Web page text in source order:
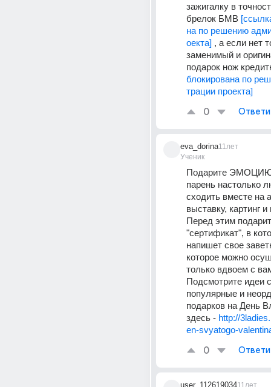
зажигалку в
брелок БМВ
на по решению
оекта] , а если нет
заменимый и
подарок нож
блокирована по
трации проекта]
0
eva_dorina
Ученик
11лет
Подарите
парень настолько
сходить вместе на
выставку, картинг
Перед этим
"сертификат", в
напишет свое
которое можно
только вдвоем с
Подсмотрите идеи
популярные и
подарков на День
здесь - http://
en-svyatogo-
0
user_11261903411лет